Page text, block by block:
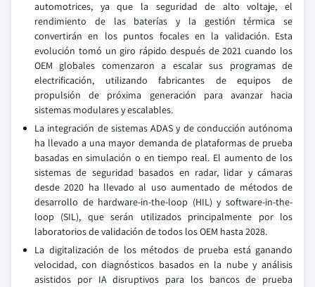
automotrices, ya que la seguridad de alto voltaje, el
rendimiento de las baterías y la gestión térmica se
convertirán en los puntos focales en la validación. Esta
evolución tomó un giro rápido después de 2021 cuando los
OEM globales comenzaron a escalar sus programas de
electrificación, utilizando fabricantes de equipos de
propulsión de próxima generación para avanzar hacia
sistemas modulares y escalables.
La integración de sistemas ADAS y de conducción autónoma
ha llevado a una mayor demanda de plataformas de prueba
basadas en simulación o en tiempo real. El aumento de los
sistemas de seguridad basados en radar, lidar y cámaras
desde 2020 ha llevado al uso aumentado de métodos de
desarrollo de hardware-in-the-loop (HIL) y software-in-the-
loop (SIL), que serán utilizados principalmente por los
laboratorios de validación de todos los OEM hasta 2028.
La digitalización de los métodos de prueba está ganando
velocidad, con diagnósticos basados en la nube y análisis
asistidos por IA disruptivos para los bancos de prueba